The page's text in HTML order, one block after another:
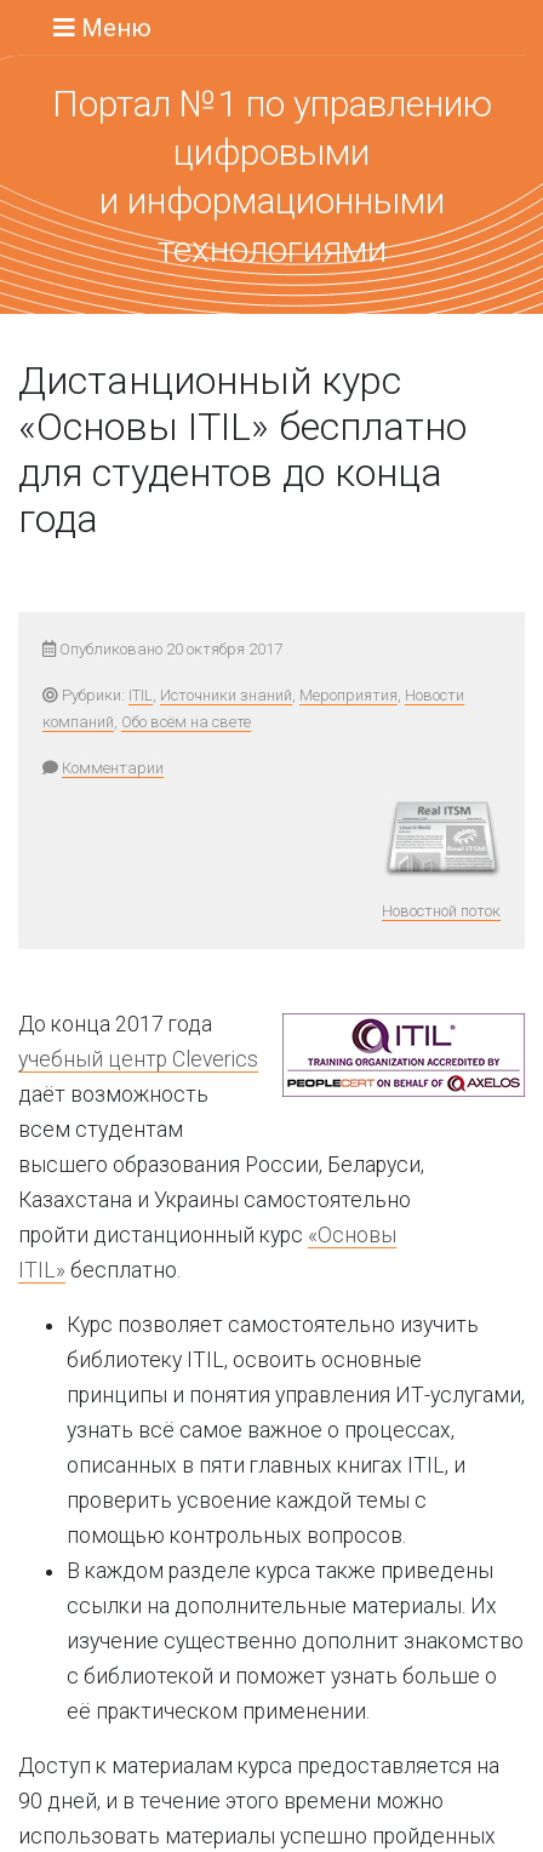
Меню
Портал №1 по управлению
цифровыми
и информационными
технологиями
Дистанционный курс
«Основы ITIL» бесплатно
для студентов до конца
года
Опубликовано 20 октября 2017
Рубрики: ITIL, Источники знаний, Мероприятия, Новости
компаний, Обо всём на свете
Комментарии
Новостной поток
До конца 2017 года
учебный центр Cleverics
даёт возможность
всем студентам
высшего образования России, Беларуси,
Казахстана и Украины самостоятельно
пройти дистанционный курс «Основы
ITIL» бесплатно.
Курс позволяет самостоятельно изучить
библиотеку ITIL, освоить основные
принципы и понятия управления ИТ-услугами,
узнать всё самое важное о процессах,
описанных в пяти главных книгах ITIL, и
проверить усвоение каждой темы с
помощью контрольных вопросов.
В каждом разделе курса также приведены
ссылки на дополнительные материалы. Их
изучение существенно дополнит знакомство
с библиотекой и поможет узнать больше о
её практическом применении.
Доступ к материалам курса предоставляется на
90 дней, и в течение этого времени можно
использовать материалы успешно пройденных